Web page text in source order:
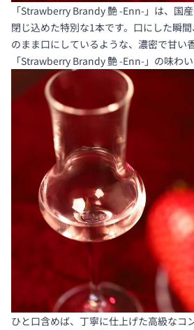
「Strawberry Brandy 艶 -Enn-」は、国
閉じ込めた特別な1本です。口にした瞬
のまま口にしているような、濃密で甘い
「Strawberry Brandy 艶 -Enn-」の味わい
ひと口含めば、丁寧に仕上げた高級なコ